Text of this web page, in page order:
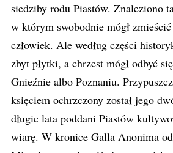
siedziby rodu Piastów. Znaleziono
w którym swobodnie mógł zmieścić
człowiek. Ale według części
zbyt płytki, a chrzest mógł odbyć
Gnieźnie albo Poznaniu.
księciem ochrzczony został jego
długie lata poddani Piastów
wiarę. W kronice Galla Anonima